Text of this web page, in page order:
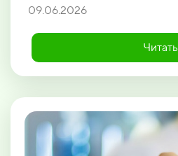
09.06.2026
Читать